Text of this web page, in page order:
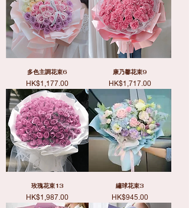
多色主調花束6
價格
HK$1,177.00
康乃馨花束9
價格
HK$1,717.00
玫瑰花束13
價格
HK$1,987.00
繡球花束3
價格
HK$945.00